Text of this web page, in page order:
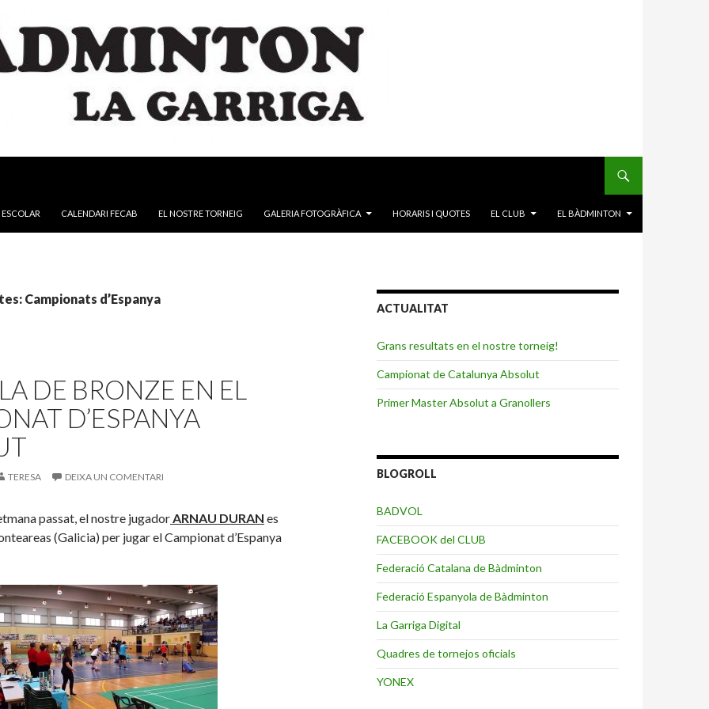
CALENDARI FECAB EL NOSTRE TORNEIG GALERIA FOTOGRÀFICA HORARIS I QUOTES EL CLUB EL BÀDMINTON
Campionats d’Espanya
DE BRONZE EN EL
D’ESPANYA
TERESA DEIXA UN COMENTARI
passat, el nostre jugadorARNAU DURAN es
(Galicia) per jugar el Campionat d’Espanya
ACTUALITAT
Grans resultats en el nostre torneig!
Campionat de Catalunya Absolut
Primer Master Absolut a Granollers
BLOGROLL
BADVOL
FACEBOOK del CLUB
Federació Catalana de Bàdminton
Federació Espanyola de Bàdminton
La Garriga Digital
Quadres de tornejos oficials
YONEX